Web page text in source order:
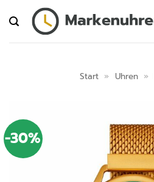
Inhalt
springen
Start » Uhren »
-30%